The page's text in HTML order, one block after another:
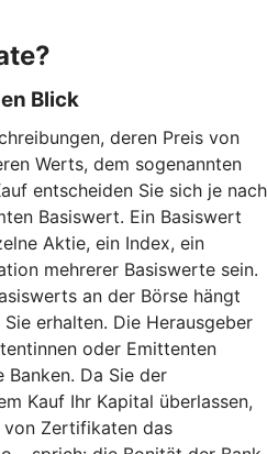
Blick
deren Preis von
Werts, dem sogenannten
entscheiden Sie sich je nach
Basiswert. Ein Basiswert
Aktie, ein Index, ein
mehrerer Basiswerte sein.
an der Börse hängt
erhalten. Die Herausgeber
oder Emittenten
Da Sie der
Kauf Ihr Kapital überlassen,
von Zertifikaten das